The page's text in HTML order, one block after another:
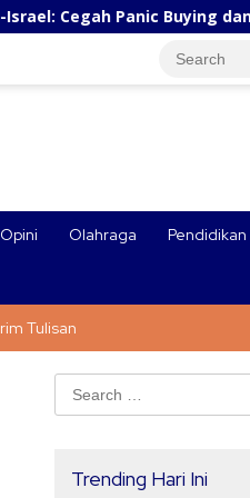
Buying dan Stres
Opini Olahraga Pendidikan
Tulisan
Search
for:
Trending Hari Ini